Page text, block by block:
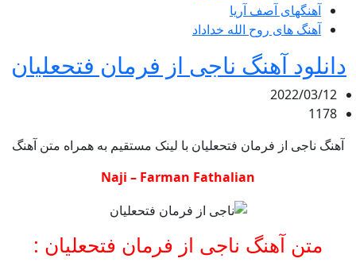
آهنگهای آصف آریا
آهنگ های روح الله خداداد
دانلود آهنگ ناجی از فرمان فتحعلیان
2022/03/12
1178
آهنگ ناجی از فرمان فتحعلیان با لینک مستقیم به همراه متن آهنگ
Naji – Farman Fathalian
متن آهنگ ناجی از فرمان فتحعلیان :